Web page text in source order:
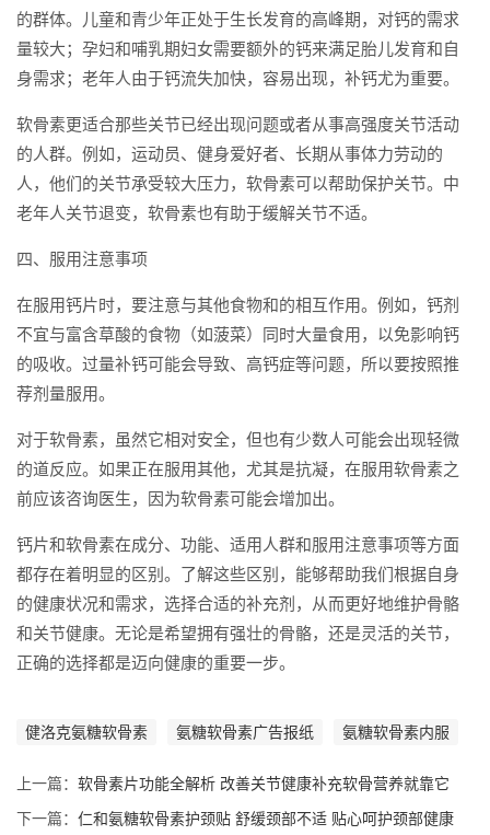
的群体。儿童和青少年正处于生长发育的高峰期，对钙的需求
量较大；孕妇和哺乳期妇女需要额外的钙来满足胎儿发育和自
身需求；老年人由于钙流失加快，容易出现，补钙尤为重要。
软骨素更适合那些关节已经出现问题或者从事高强度关节活动
的人群。例如，运动员、健身爱好者、长期从事体力劳动的
人，他们的关节承受较大压力，软骨素可以帮助保护关节。中
老年人关节退变，软骨素也有助于缓解关节不适。
四、服用注意事项
在服用钙片时，要注意与其他食物和的相互作用。例如，钙剂
不宜与富含草酸的食物（如菠菜）同时大量食用，以免影响钙
的吸收。过量补钙可能会导致、高钙症等问题，所以要按照推
荐剂量服用。
对于软骨素，虽然它相对安全，但也有少数人可能会出现轻微
的道反应。如果正在服用其他，尤其是抗凝，在服用软骨素之
前应该咨询医生，因为软骨素可能会增加出。
钙片和软骨素在成分、功能、适用人群和服用注意事项等方面
都存在着明显的区别。了解这些区别，能够帮助我们根据自身
的健康状况和需求，选择合适的补充剂，从而更好地维护骨骼
和关节健康。无论是希望拥有强壮的骨骼，还是灵活的关节，
正确的选择都是迈向健康的重要一步。
健洛克氨糖软骨素 氨糖软骨素广告报纸 氨糖软骨素内服
上一篇： 软骨素片功能全解析 改善关节健康补充软骨营养就靠它
下一篇： 仁和氨糖软骨素护颈贴 舒缓颈部不适 贴心呵护颈部健康